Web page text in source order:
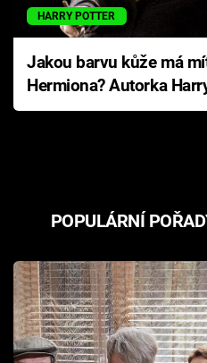
HARRY POTTER
Jakou barvu kůže má
Hermiona? Autorka
Pottera přišla s ráznou
POPULÁRNÍ